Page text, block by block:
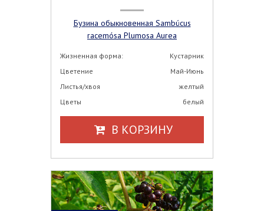
Бузина обыкновенная Sambúcus
racemósa Plumosa Aurea
Жизненная форма:
Кустарник
Цветение
Май-Июнь
Листья/хвоя
желтый
Цветы
белый
В КОРЗИНУ